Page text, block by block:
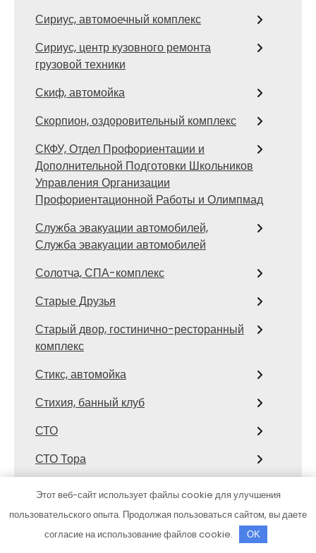
Сириус, автомоечный комплекс
Сириус, центр кузовного ремонта
грузовой техники
Скиф, автомойка
Скорпион, оздоровительный комплекс
СКФУ, Отдел Профориентации и
Дополнительной Подготовки Школьников
Управления Организации
Профориентационной Работы и Олимпмад
Служба эвакуации автомобилей,
Служба эвакуации автомобилей
Солотча, СПА-комплекс
Старые Друзья
Старый двор, гостинично-ресторанный
комплекс
Стикс, автомойка
Стихия, банный клуб
СТО
СТО Тора
Столярка 22, производственно-
торговая компания
Сфинкс, автомоечный комплекс
Этот веб-сайт использует файлы cookie для улучшения
пользовательского опыта. Продолжая пользоваться сайтом, вы даете
согласие на использование файлов cookie.
OK